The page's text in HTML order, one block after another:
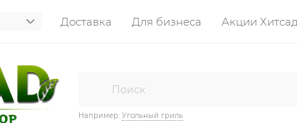
Доставка Для бизнеса Акции Хитсад
Например: Угольный гриль